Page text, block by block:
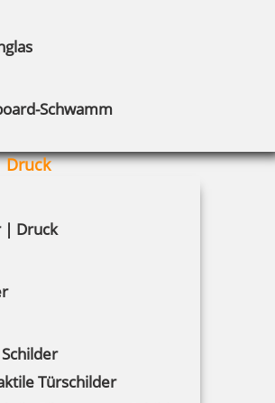
Schwamm
Druck
| Druck
Türschilder